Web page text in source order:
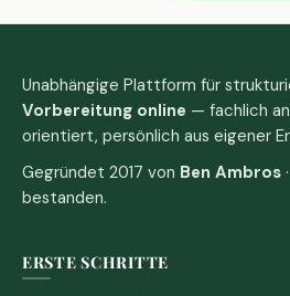
Unabhängige Plattform für
Vorbereitung online — fachlich
orientiert, persönlich aus eigener
Gegründet 2017 von Ben Ambros
bestanden.
ERSTE SCHRITTE